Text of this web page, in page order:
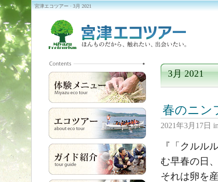
宮津エコツアー · 3月 2021
3月 2021
春のニン
2021年3月17日
『「クルル
む早春の日
それは卵を